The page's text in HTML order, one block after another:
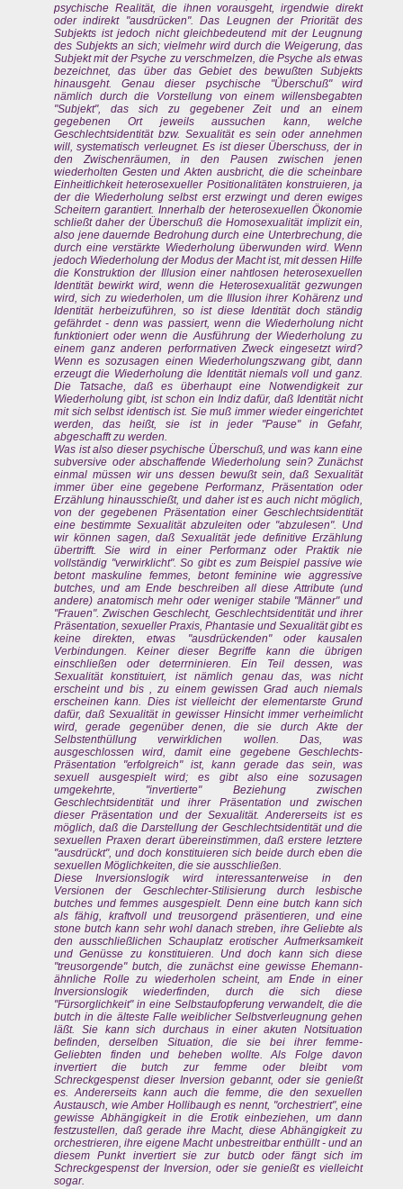
psychische Realität, die ihnen vorausgeht, irgendwie direkt
oder indirekt "ausdrücken". Das Leugnen der Prioritätdes
Subjekts ist jedoch nicht gleichbedeutend mit der Leugnung
des Subjekts an sich; vielmehr wird durch die Weigerung, das
Subjekt mit der Psyche zu verschmelzen, die Psyche als etwas
bezeichnet, das über das Gebiet des bewußten Subjekts
hinausgeht. Genau dieser psychische "Überschuß" wird
nämlich durch die Vorstellung von einem willensbegabten
"Subjekt", das sich zu gegebener Zeit und an einem
gegebenen Ort jeweils aussuchen kann, welche
Geschlechtsidentität bzw. Sexualität es sein oder annehmen
will, systematisch verleugnet. Es ist dieser Überschuss, der in
den Zwischenräumen, in den Pausen zwischen jenen
wiederholten Gesten und Akten ausbricht, die die scheinbare
Einheitlichkeit heterosexueller Positionalitäten konstruieren, ja
der die Wiederholung selbst erst erzwingt und deren ewiges
Scheitern garantiert. Innerhalb der heterosexuellen Ökonomie
schließt daher der Überschuß die Homosexualität implizit ein,
also jene dauernde Bedrohung durch eine Unterbrechung, die
durch eine verstärkte Wiederholung überwunden wird. Wenn
jedoch Wiederholung der Modus der Macht ist, mit dessen Hilfe
die Konstruktion der Illusion einer nahtlosen heterosexuellen
Identität bewirkt wird, wenn die Heterosexualität gezwungen
wird,sich zu wiederholen, um die Illusion ihrer Kohärenz und
Identität herbeizuführen, so ist diese Identität doch ständig
gefährdet - denn was passiert, wenn die Wiederholung nicht
funktioniert oder wenn die Ausführung der Wiederholung zu
einem ganz anderen perforrnativen Zweck eingesetzt wird?
Wenn es sozusagen einen Wiederholungszwang gibt, dann
erzeugt die Wiederholung die Identität niemals voll und ganz.
Die Tatsache, daß es überhaupt eine Notwendigkeit zur
Wiederholung gibt, ist schon ein Indiz dafür, daß Identität nicht
mit sich selbst identisch ist. Sie muß immer wieder eingerichtet
werden, das heißt, sie ist in jeder "Pause" in Gefahr,
abgeschafft zu werden.
Was ist also dieser psychische Überschuß, und was kann eine
subversive oder abschaffende Wiederholung sein? Zunächst
einmal müssen wir uns dessen bewußt sein, daß Sexualität
immer über eine gegebene Performanz, Präsentation oder
Erzählung hinausschießt, und daher ist es auch nicht möglich,
von der gegebenen Präsentation einer Geschlechtsidentität
eine bestimmte Sexualität abzuleiten oder "abzulesen". Und
wir können sagen, daß Sexualität jede definitive Erzählung
übertrifft. Sie wird in einer Performanz oder Praktik nie
vollständig "verwirklicht". So gibt es zum Beispiel passive wie
betont maskuline femmes, betont feminine wie aggressive
butches, und am Ende beschreiben all diese Attribute (und
andere) anatomisch mehr oder weniger stabile "Männer" und
"Frauen". Zwischen Geschlecht, Geschlechtsidentität und ihrer
Präsentation, sexueller Praxis, Phantasie und Sexualität gibt es
keine direkten, etwas "ausdrückenden" oder kausalen
Verbindungen. Keiner dieser Begriffe kann die übrigen
einschließen oder deterrninieren. Ein Teil dessen, was
Sexualität konstituiert, ist nämlich genau das, was nicht
erscheint und bis , zu einem gewissen Grad auch niemals
erscheinenkann. Dies ist vielleicht der elementarste Grund
dafür, daß Sexualität in gewisser Hinsicht immer verheimlicht
wird, gerade gegenüber denen, die sie durch Akte der
Selbstenthüllung verwirklichen wollen. Das, was
ausgeschlossen wird, damit eine gegebene Geschlechts-
Präsentation "erfolgreich" ist, kann gerade das sein, was
sexuell ausgespielt wird; es gibt also eine sozusagen
umgekehrte, "invertierte" Beziehung zwischen
Geschlechtsidentität und ihrer Präsentation und zwischen
dieser Präsentation und der Sexualität. Andererseits ist es
möglich, daß die Darstellung der Geschlechtsidentität und die
sexuellen Praxen derart übereinstimmen, daß erstere letztere
"ausdrückt", und doch konstituieren sich beide durch eben die
sexuellen Möglichkeiten, die sie ausschließen.
Diese Inversionslogik wird interessanterweise in den
Versionen der Geschlechter-Stilisierung durch lesbische
butches undfemmes ausgespielt. Denn eine butch kann sich
als fähig, kraftvoll und treusorgend präsentieren, und eine
stone butch kann sehr wohl danach streben, ihre Geliebte als
den ausschließlichen Schauplatz erotischer Aufmerksamkeit
und Genüsse zu konstituieren. Und doch kann sich diese
"treusorgende"butch, die zunächsteine gewisse Ehemann-
ähnliche Rolle zu wiederholen scheint, am Ende in einer
Inversionslogik wiederfinden, durch die sich diese
"Fürsorglichkeit" in eine Selbstaufopferung verwandelt, die die
butch in die älteste Falle weiblicher Selbstverleugnung gehen
läßt. Sie kann sich durchaus in einer akuten Notsituation
befinden, derselben Situation, die sie bei ihrerfemme-
Geliebten finden und beheben wollte. Als Folge davon
invertiert diebutch zur femme oderbleibt vom
Schreckgespenst dieser Inversion gebannt, oder sie genießt
es. Andererseits kann auch diefemme, die den sexuellen
Austausch, wie Amber Hollibaugh es nennt, "orchestriert", eine
gewisse Abhängigkeit in die Erotik einbeziehen, um dann
festzustellen, daß gerade ihre Macht, diese Abhängigkeit zu
orchestrieren, ihre eigene Macht unbestreitbar enthüllt - und an
diesem Punkt invertiert sie zur butcboder fängt sich im
Schreckgespenst der Inversion, oder sie genießt es vielleicht
sogar.